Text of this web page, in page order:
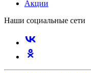
Акции
Наши социальные сети